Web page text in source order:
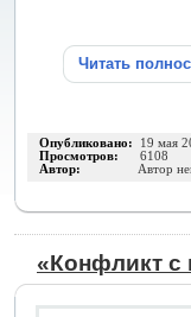
Читать
Опубликовано: 19 мая
Просмотров: 6108
Автор: Автор
«Конфликт с